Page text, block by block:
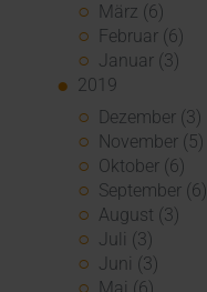
März (6)
Februar (6)
Januar (3)
2019
Dezember (3)
November (5)
Oktober (6)
September (6)
August (3)
Juli (3)
Juni (3)
Mai (6)